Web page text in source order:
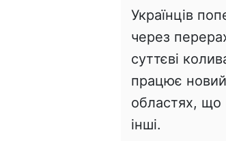
Українців
через
суттєві
працює новий
областях, що
інші.